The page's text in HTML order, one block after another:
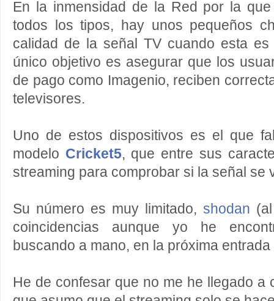
En la inmensidad de la Red por la
todos los tipos, hay unos pequeños
calidad de la señal TV cuando esta es
único objetivo es asegurar que los
de pago como Imagenio, reciben
televisores.
Uno de estos dispositivos es el que
modelo Cricket5, que entre sus
streaming para comprobar si la señal se
Su número es muy limitado, shodan
coincidencias aunque yo he
buscando a mano, en la próxima
He de confesar que no me he llegado a